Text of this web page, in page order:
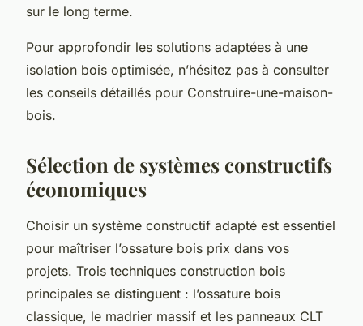
sur le long terme.
Pour approfondir les solutions adaptées à une
isolation bois optimisée, n’hésitez pas à consulter
les conseils détaillés pour Construire-une-maison-
bois.
Sélection de systèmes constructifs
économiques
Choisir un système constructif adapté est essentiel
pour maîtriser l’ossature bois prix dans vos
projets. Trois techniques construction bois
principales se distinguent : l’ossature bois
classique, le madrier massif et les panneaux CLT